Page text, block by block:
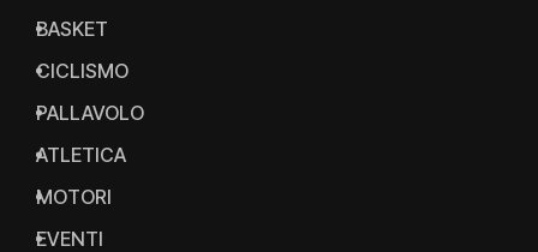
BASKET
CICLISMO
PALLAVOLO
ATLETICA
MOTORI
EVENTI